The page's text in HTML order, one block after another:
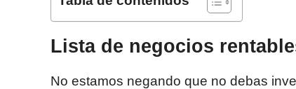
Lista de negocios
No estamos negando que no debas